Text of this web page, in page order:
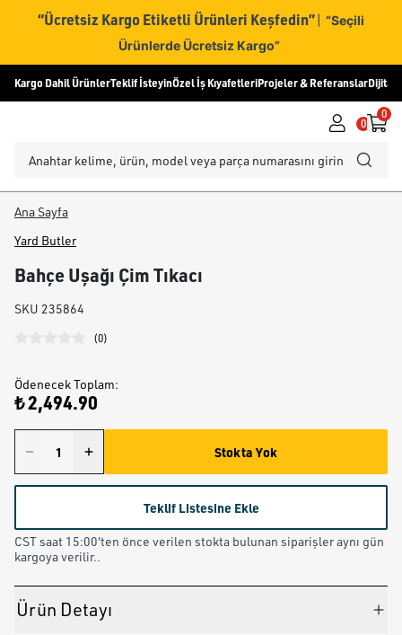
“Ücretsiz Kargo Etiketli Ürünleri Keşfedin” | “Seçili
Ürünlerde Ücretsiz Kargo”
Kargo Dahil ÜrünlerTeklif İsteyinÖzel İş KıyafetleriProjeler & ReferanslarDijital
0
0
Ana Sayfa
Yard Butler
Bahçe Uşağı Çim Tıkacı
SKU 235864
(0)
Ödenecek Toplam:
₺ 2,494.90
Stokta Yok
Teklif Listesine Ekle
CST saat 15:00'ten önce verilen stokta bulunan siparişler aynı gün
kargoya verilir..
Ürün Detayı